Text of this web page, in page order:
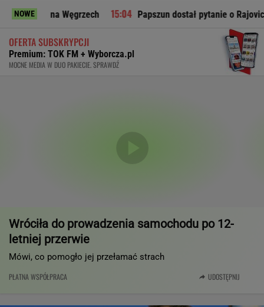
NOWE
Węgrzech Papszun dostał pytanie o Rajovicia i nie
OFERTA SUBSKRYPCJI
Premium: TOK FM + Wyborcza.pl
MOCNE MEDIA W DUO PAKIECIE. SPRAWDŹ
Wróciła do prowadzenia samochodu po 12-
letniej przerwie
Mówi, co pomogło jej przełamać strach
PŁATNA WSPÓŁPRACA UDOSTĘPNIJ